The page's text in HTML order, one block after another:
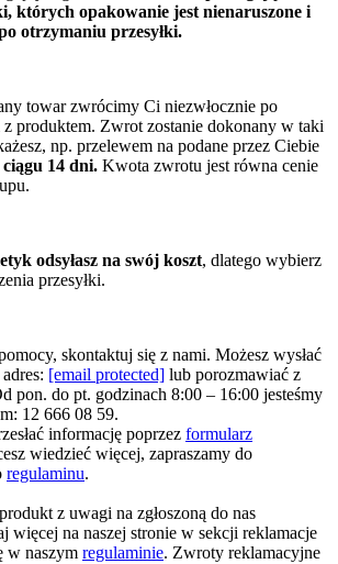
których opakowanie jest nienaruszone i
otrzymaniu przesyłki.
towar zwrócimy Ci niezwłocznie po
z produktem. Zwrot zostanie dokonany w taki
np. przelewem na podane przez Ciebie
14 dni. Kwota zwrotu jest równa cenie
odsyłasz na swój koszt, dlatego wybierz
przesyłki.
skontaktuj się z nami. Możesz wysłać
[email protected] lub porozmawiać z
pon. do pt. godzinach 8:00 – 16:00 jesteśmy
12 666 08 59.
informację poprzez formularz
wiedzieć więcej, zapraszamy do
regulaminu.
z uwagi na zgłoszoną do nas
więcej na naszej stronie w sekcji reklamacje
w naszym regulaminie. Zwroty reklamacyjne